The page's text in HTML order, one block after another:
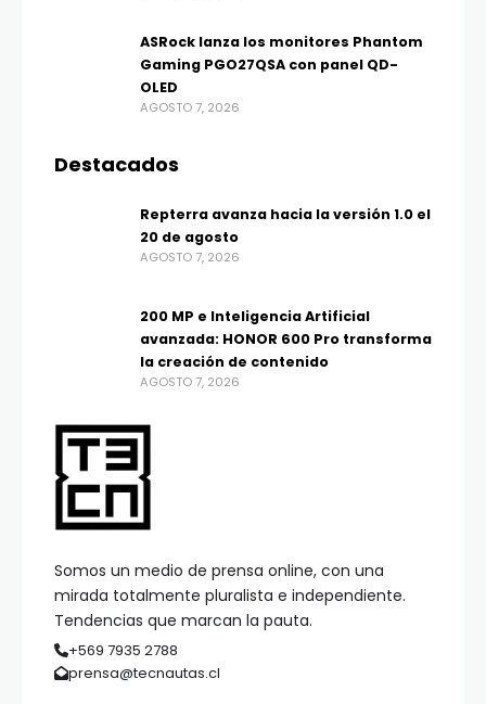
Somos un medio de prensa online, con una
mirada totalmente pluralista e independiente.
Tendencias que marcan la pauta.
+569 7935 2788
prensa@tecnautas.cl
ASRock lanza los monitores Phantom
Gaming PGO27QSA con panel QD-
OLED
AGOSTO 7, 2026
Destacados
Repterra avanza hacia la versión 1.0 el
20 de agosto
AGOSTO 7, 2026
200 MP e Inteligencia Artificial
avanzada: HONOR 600 Pro transforma
la creación de contenido
AGOSTO 7, 2026